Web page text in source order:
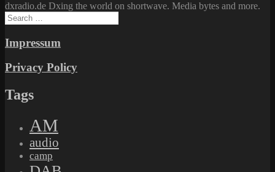
dxradio.de Dxing the world on shortwave. Media bytes and more.
Search
for:
Impressum
Privacy Policy
Tags
AM
audio
camp